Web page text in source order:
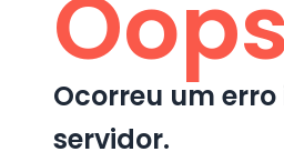
Oops
Ocorreu um
servidor.